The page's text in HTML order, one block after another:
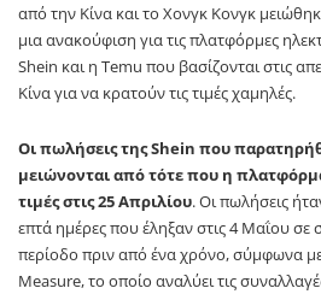
από την Κίνα και το Χονγκ Κονγκ
μια ανακούφιση για τις πλατφόρμες
Shein και η Temu που βασίζονται στις
Κίνα για να κρατούν τις τιμές χαμηλές.
Οι πωλήσεις της Shein που
μειώνονται από τότε που η
τιμές στις 25 Απριλίου. Οι πωλήσεις
επτά ημέρες που έληξαν στις 4 Μαΐου σε
περίοδο πριν από ένα χρόνο, σύμφωνα
Measure, το οποίο αναλύει τις